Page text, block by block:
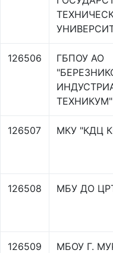
126506
ГБПОУ АО
ТЕХНИКУМ"
126507 МКУ "КДЦ
126508 МБУ ДО
126509
МБОУ Г.